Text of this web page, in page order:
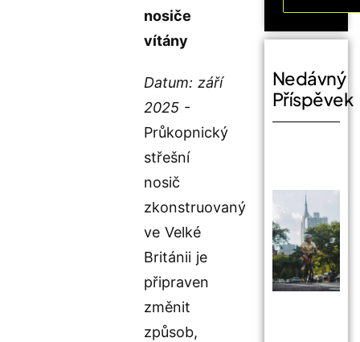
nosiče
vítány
Datum: září
2025 -
Průkopnický
střešní
nosič
zkonstruovaný
ve Velké
Británii je
připraven
změnit
způsob,
Nedávný
Příspěvek